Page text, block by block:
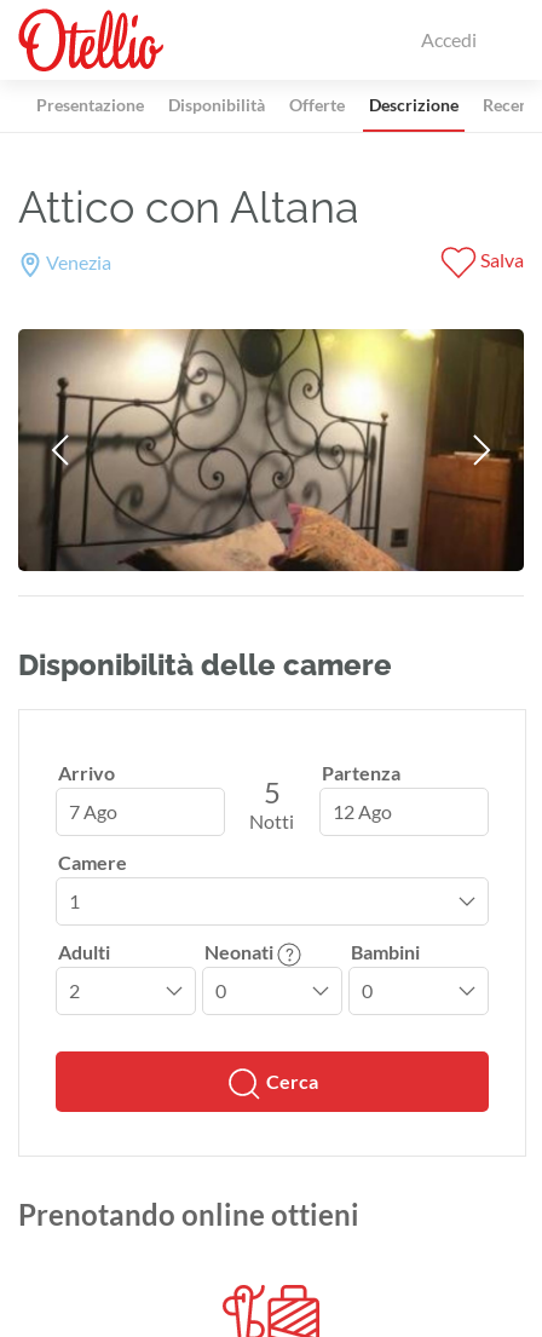
Accedi
Presentazione Disponibilità Offerte Descrizione
Attico con Altana
Venezia Salva
Disponibilità delle camere
Arrivo
7 Ago
5
Notti
Partenza
12 Ago
Camere
Adulti Neonati Bambini
Cerca
Prenotando online ottieni